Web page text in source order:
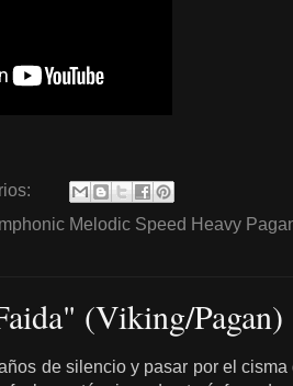
Melodic Speed Heavy
(Viking/Pagan)
de silencio y pasar por el